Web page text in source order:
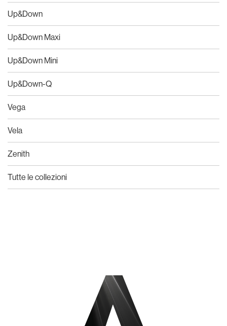
Up&Down
Up&Down Maxi
Up&Down Mini
Up&Down-Q
Vega
Vela
Zenith
Tutte le collezioni